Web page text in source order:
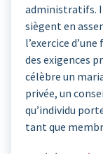
administratifs.
siègent en
l’exercice
des exigences
célèbre un
privée, un
qu’individu
tant que